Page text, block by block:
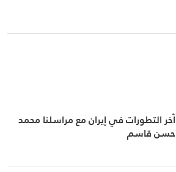
آخر التطورات في إيران مع مراسلنا محمد
حسن قاسم